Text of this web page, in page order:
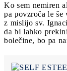
Ko sem nemiren
pa povzroča le še
z mislijo sv.
da bi lahko
bolečine, bo pa